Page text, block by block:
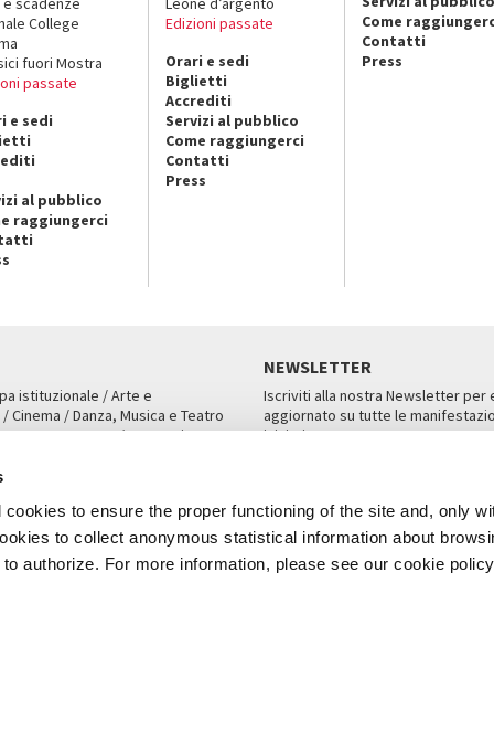
to ensure the proper functioning of the site and, only
to collect anonymous statistical information about
authorize. For more information, please see our cookie
College
fuori Mostra
passate
e sedi
al pubblico
raggiungerci
Edizioni passate
Orari e sedi
Biglietti
Accrediti
Servizi al pubblico
Come raggiungerci
Contatti
Press
Come
Contatti
Press
istituzionale / Arte e
Cinema / Danza, Musica e Teatro
San Marco 1364/A, Venezia
NEWSLETTER
Iscriviti alla nostra Newsletter per
aggiornato su tutte le
iniziative.